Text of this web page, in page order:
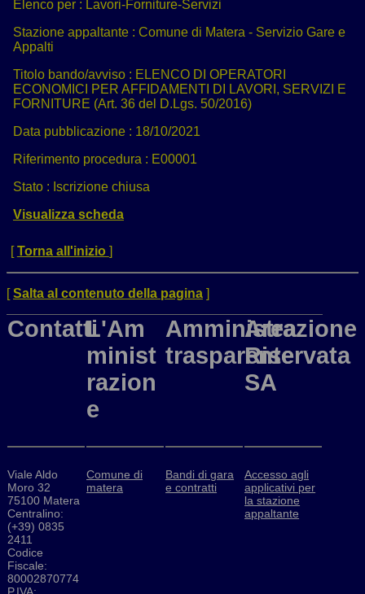
Elenco per : Lavori-Forniture-Servizi
Stazione appaltante : Comune di Matera - Servizio Gare e
Appalti
Titolo bando/avviso : ELENCO DI OPERATORI
ECONOMICI PER AFFIDAMENTI DI LAVORI, SERVIZI E
FORNITURE (Art. 36 del D.Lgs. 50/2016)
Data pubblicazione : 18/10/2021
Riferimento procedura : E00001
Stato : Iscrizione chiusa
Visualizza scheda
[Torna all'inizio ]
[Salta al contenuto della pagina ]
ContattiL'Am
minist
razion
e
Amministrazione
trasparente
Area
Riservata
SA
Viale Aldo
Moro 32
75100 Matera
Centralino:
(+39) 0835
2411
Codice
Fiscale:
80002870774
Comune di
matera
Bandi di gara
e contratti
Accesso agli
applicativi per
la stazione
appaltante